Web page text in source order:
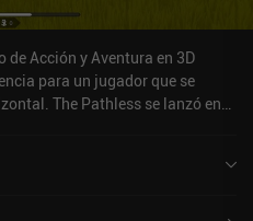
de Acción y Aventura en 3D
para un jugador que se
The Pathless se lanzó en